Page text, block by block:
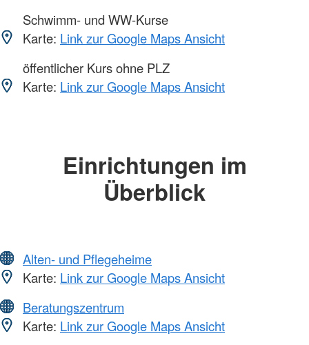
Schwimm- und WW-Kurse
Karte: Link zur Google Maps Ansicht
öffentlicher Kurs ohne PLZ
Karte: Link zur Google Maps Ansicht
Einrichtungen im
Überblick
Alten- und Pflegeheime
Karte: Link zur Google Maps Ansicht
Beratungszentrum
Karte: Link zur Google Maps Ansicht